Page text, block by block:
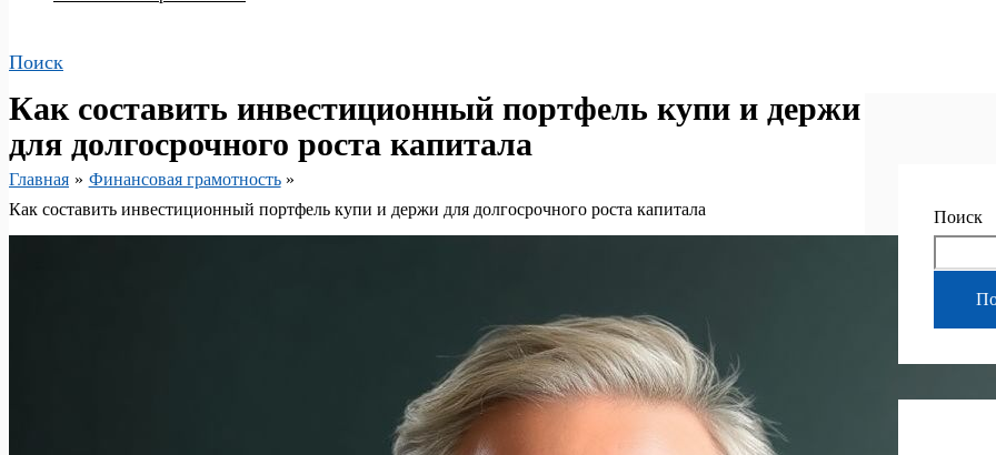
Поиск
Как составить инвестиционный портфель купи и держи
для долгосрочного роста капитала
Главная
Финансовая грамотность
Как составить инвестиционный портфель купи и держи для долгосрочного роста капитала
Поиск